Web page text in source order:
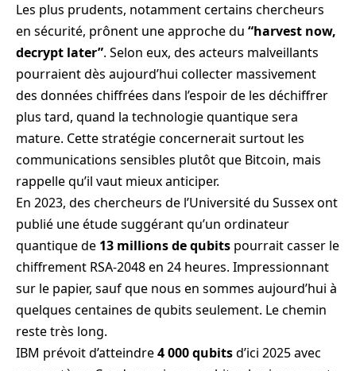
Les plus prudents, notamment certains chercheurs
en sécurité, prônent une approche du “harvest now,
decrypt later”. Selon eux, des acteurs malveillants
pourraient dès aujourd’hui collecter massivement
des données chiffrées dans l’espoir de les déchiffrer
plus tard, quand la technologie quantique sera
mature. Cette stratégie concernerait surtout les
communications sensibles plutôt que Bitcoin, mais
rappelle qu’il vaut mieux anticiper.
En 2023, des chercheurs de l’Université du Sussex ont
publié une étude suggérant qu’un ordinateur
quantique de 13 millions de qubits pourrait casser le
chiffrement RSA-2048 en 24 heures. Impressionnant
sur le papier, sauf que nous en sommes aujourd’hui à
quelques centaines de qubits seulement. Le chemin
reste très long.
IBM prévoit d’atteindre4 000 qubitsd’ici 2025 avec